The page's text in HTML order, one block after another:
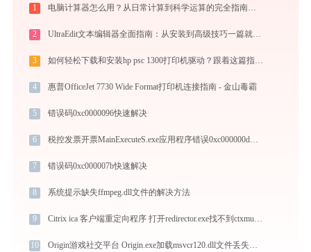
1 电脑计算器怎么用？从日常计算到科学运算的完全指南（附隐藏功能）
2 UltraEdit文本编辑器全面指南：从安装到高级技巧一篇就够（附快捷键大全）
3 如何轻松下载和安装hp psc 1300打印机驱动？跟着这篇指南走
4 惠普OfficeJet 7730 Wide Format打印机连接指南 - 金山毒霸
5 错误码0xc0000096快速解决
6 税控发票开票MainExecuteS.exe应用程序错误0xc000000d解决方法
7 错误码0xc000007b快速解决
8 系统提示缺失ffmpeg.dll文件的解决方法
9 Citrix ica 客户端重定向程序 打开redirector.exe找不到ctxmui.dll怎么办
10 Origin游戏社交平台 Origin.exe加载msvcr120.dll文件丢失处理办法